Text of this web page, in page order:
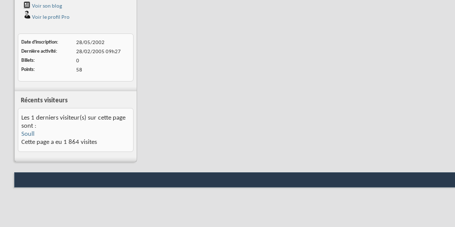
Voir son blog
Voir le profil Pro
Date d'inscription
28/05/2002
Dernière activité
28/02/2005 09h27
Billets
0
Points
58
Récents visiteurs
Les 1 derniers visiteur(s) sur cette page
sont :
Soull
Cette page a eu 1 864 visites